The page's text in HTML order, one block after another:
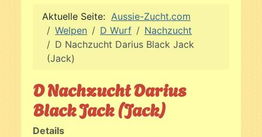
Aktuelle Seite: Aussie-Zucht.com
Welpen
D Wurf
Nachzucht
D Nachzucht Darius Black Jack
(Jack)
D Nachzucht Darius
Black Jack (Jack)
Details